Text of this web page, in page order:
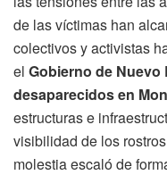
de las víctimas han
colectivos y activistas
el Gobierno de
desaparecidos en
estructuras e
visibilidad de los
molestia escaló de